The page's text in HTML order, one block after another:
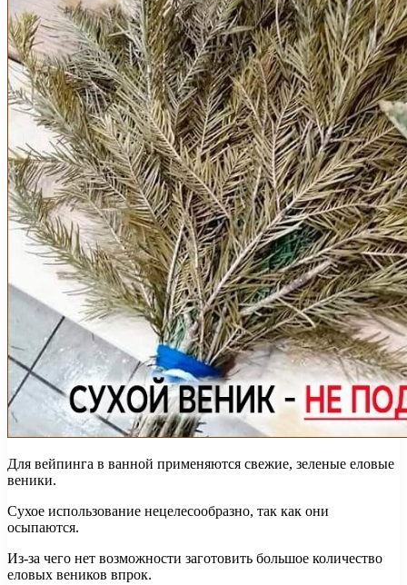
Для вейпинга в ванной применяются свежие, зеленые еловые
веники.
Сухое использование нецелесообразно, так как они
осыпаются.
Из-за чего нет возможности заготовить большое количество
еловых веников впрок.